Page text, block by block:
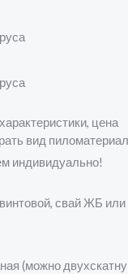
цена
вид
индивидуально!
свай ЖБ или
(можно